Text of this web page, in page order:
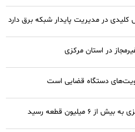
در مدیریت پایدار شبکه برق دارد
دستگاه قضایی است
میلیون قطعه رسید